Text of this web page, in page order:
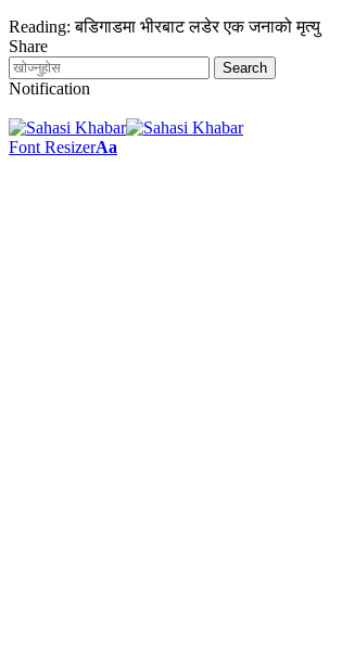
Reading: बडिगाडमा भीरबाट लडेर एक जनाको मृत्यु
Share
Notification
Font ResizerAa